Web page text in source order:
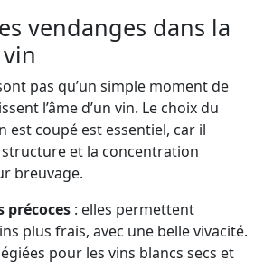
vendanges dans la
pas qu’un simple moment de
l’âme d’un vin. Le choix du
est coupé est essentiel, car il
structure et la concentration
breuvage.
précoces : elles permettent
plus frais, avec une belle vivacité.
pour les vins blancs secs et